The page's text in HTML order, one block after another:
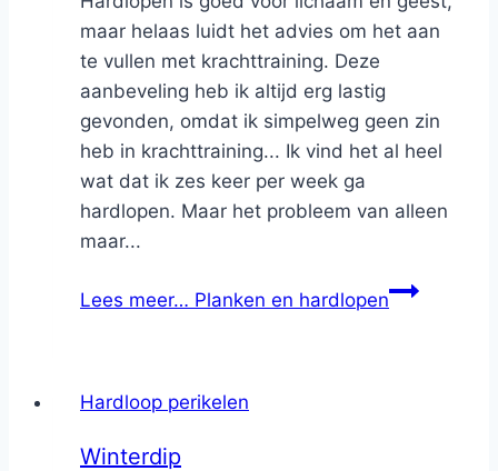
maar helaas luidt het advies om het aan
te vullen met krachttraining. Deze
aanbeveling heb ik altijd erg lastig
gevonden, omdat ik simpelweg geen zin
heb in krachttraining... Ik vind het al heel
wat dat ik zes keer per week ga
hardlopen. Maar het probleem van alleen
maar...
Lees meer… Planken en hardlopen
Hardloop perikelen
Winterdip